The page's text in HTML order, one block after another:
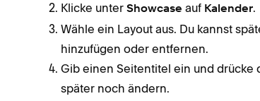
Klicke unter Showcase auf Kalender.
Wähle ein Layout aus. Du kannst
hinzufügen oder entfernen.
Gib einen Seitentitel ein und drücke
später noch ändern.